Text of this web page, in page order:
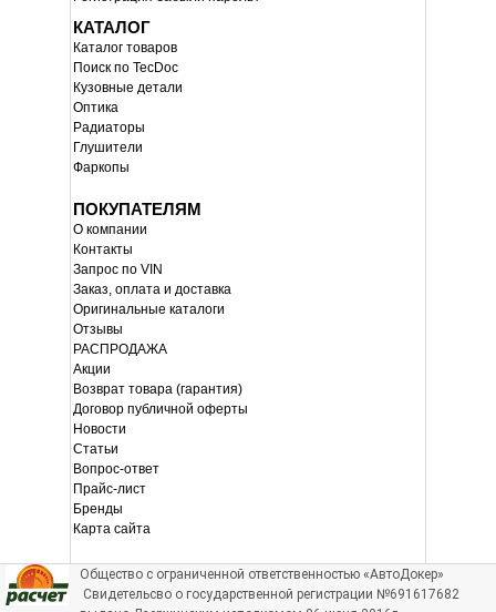
КАТАЛОГ
Каталог товаров
Поиск по TecDoc
Кузовные детали
Оптика
Радиаторы
Глушители
Фаркопы
ПОКУПАТЕЛЯМ
О компании
Контакты
Запрос по VIN
Заказ, оплата и доставка
Оригинальные каталоги
Отзывы
РАСПРОДАЖА
Акции
Возврат товара (гарантия)
Договор публичной оферты
Новости
Статьи
Вопрос-ответ
Прайс-лист
Бренды
Карта сайта
Общество с ограниченной ответственностью «АвтоДокер»
Свидетельсво о государственной регистрации №691617682